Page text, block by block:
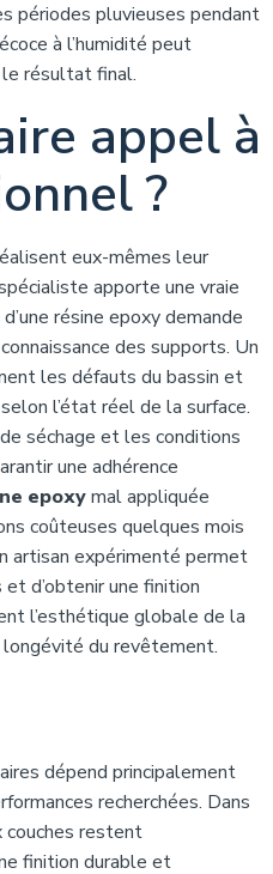
périodes pluvieuses pendant
à l’humidité peut
résultat final.
appel à
?
eux-mêmes leur
apporte une vraie
résine epoxy demande
des supports. Un
les défauts du bassin et
l’état réel de la surface.
séchage et les conditions
une adhérence
epoxymal appliquée
coûteuses quelques mois
artisan expérimenté permet
d’obtenir une finition
l’esthétique globale de la
du revêtement.
dépend principalement
recherchées. Dans
restent
finition durable et